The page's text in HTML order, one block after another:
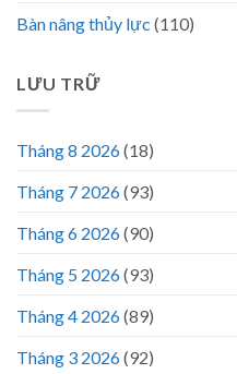
Bàn nâng thủy lực (110)
LƯU TRỮ
Tháng 8 2026(18)
Tháng 7 2026(93)
Tháng 6 2026(90)
Tháng 5 2026(93)
Tháng 4 2026(89)
Tháng 3 2026(92)